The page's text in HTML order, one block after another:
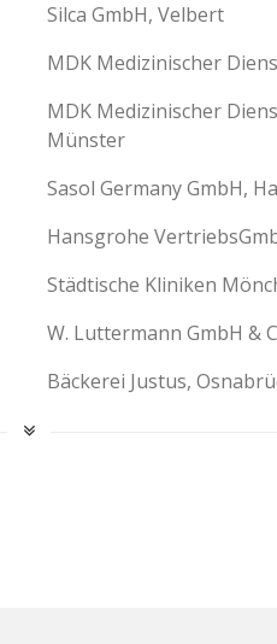
Silca GmbH, Velbert
MDK Medizinischer
MDK Medizinischer
Münster
Sasol Germany GmbH,
Hansgrohe
Städtische Kliniken
W. Luttermann GmbH &
Bäckerei Justus,